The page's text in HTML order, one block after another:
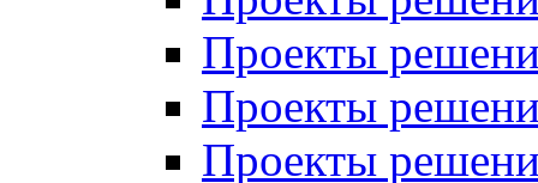
Проекты
Проекты
Проекты